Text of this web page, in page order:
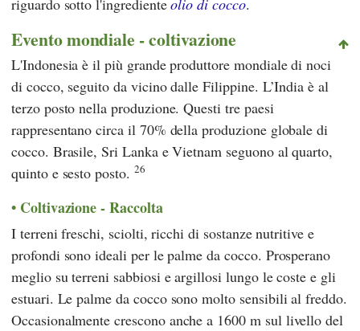
Evento mondiale - coltivazione
L'Indonesia è il più grande produttore mondiale di noci
di cocco, seguito da vicino dalle Filippine. L’India è al
terzo posto nella produzione. Questi tre paesi
rappresentano circa il 70% della produzione globale di
cocco. Brasile, Sri Lanka e Vietnam seguono al quarto,
quinto e sesto posto. 26
Coltivazione - Raccolta
I terreni freschi, sciolti, ricchi di sostanze nutritive e
profondi sono ideali per le palme da cocco. Prosperano
meglio su terreni sabbiosi e argillosi lungo le coste e gli
estuari. Le palme da cocco sono molto sensibili al freddo.
Occasionalmente crescono anche a 1600 m sul livello del